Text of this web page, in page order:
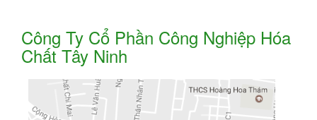
Công Ty Cổ Phần Công Nghiệp Hóa
Chất Tây Ninh